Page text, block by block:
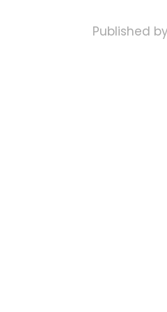
Published by